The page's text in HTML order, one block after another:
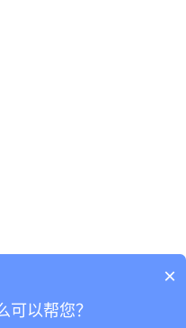
×
可以帮您？